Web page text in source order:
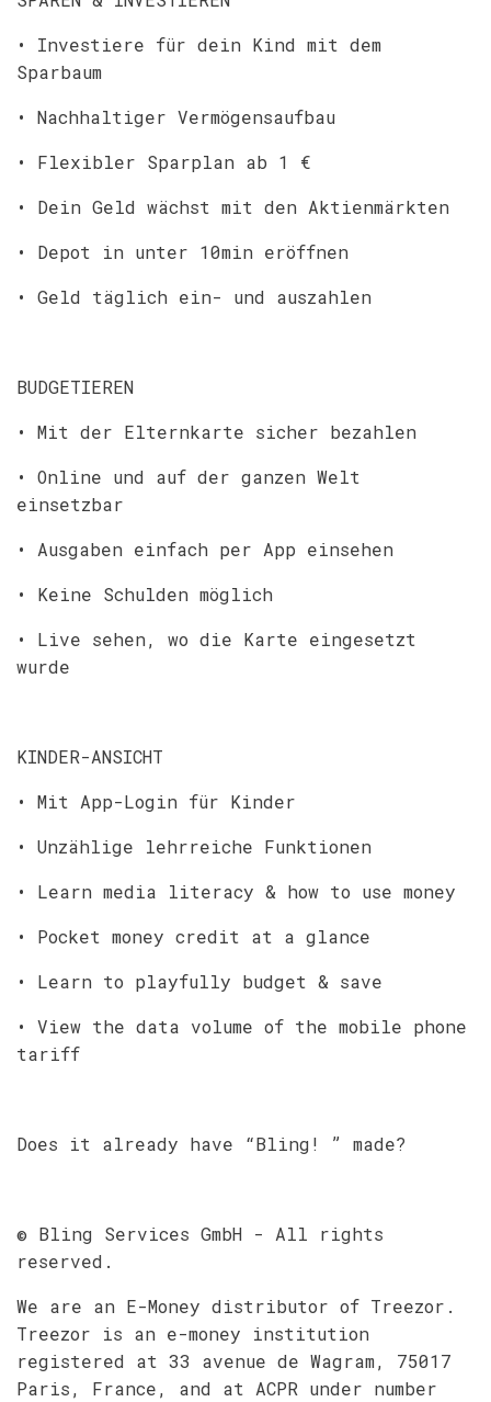
• Investiere für dein Kind mit dem
Sparbaum
• Nachhaltiger Vermögensaufbau
• Flexibler Sparplan ab 1 €
• Dein Geld wächst mit den Aktienmärkten
• Depot in unter 10min eröffnen
• Geld täglich ein- und auszahlen
BUDGETIEREN
• Mit der Elternkarte sicher bezahlen
• Online und auf der ganzen Welt
einsetzbar
• Ausgaben einfach per App einsehen
• Keine Schulden möglich
• Live sehen, wo die Karte eingesetzt
wurde
KINDER-ANSICHT
• Mit App-Login für Kinder
• Unzählige lehrreiche Funktionen
• Learn media literacy & how to use money
• Pocket money credit at a glance
• Learn to playfully budget & save
• View the data volume of the mobile phone
tariff
Does it already have “Bling! ” made?
© Bling Services GmbH - All rights
reserved.
We are an E-Money distributor of Treezor.
Treezor is an e-money institution
registered at 33 avenue de Wagram, 75017
Paris, France, and at ACPR under number